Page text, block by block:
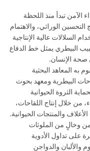
الآمن تبدأ منذ اللحظة
التحسين الوراثي، والاهتمام
السلالات عالية الإنتاجية
البيطري يمثل خط الدفاع
صحة الإنسان.
به المعاهد البحثية
البيطرية ومعهد بحوث
الثروة الحيوانية
من خلال إنتاج اللقاحات،
والمنتجات الحيوانية.
وخالٍ من الملوثات
على تداول الأدوية
والألبان والدواجن